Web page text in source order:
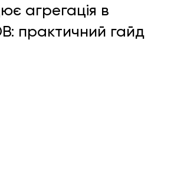
агрегація в
практичний гайд